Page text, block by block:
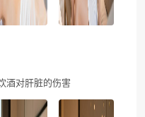
酒对肝脏的伤害